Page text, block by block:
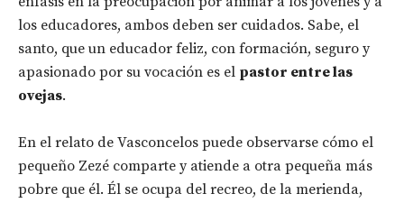
los educadores, ambos deben ser cuidados. Sabe, el
santo, que un educador feliz, con formación, seguro y
apasionado por su vocación es el pastor entre las
ovejas.
En el relato de Vasconcelos puede observarse cómo el
pequeño Zezé comparte y atiende a otra pequeña más
pobre que él. Él se ocupa del recreo, de la merienda,